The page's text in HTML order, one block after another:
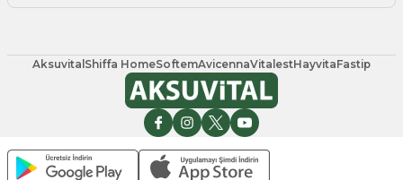
Aksuvital Shiffa HomeSoftemAvicennaVitalestHayvitaFastip